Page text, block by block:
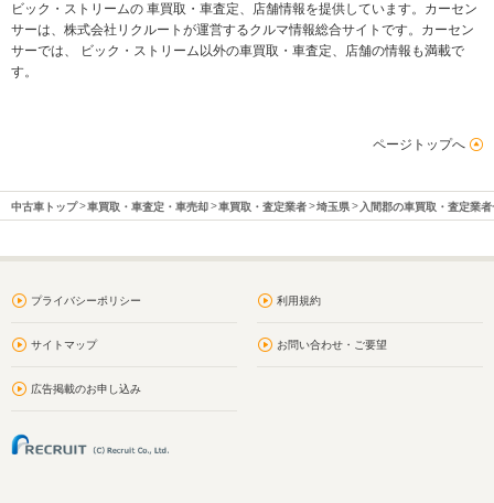
ビック・ストリームの 車買取・車査定、店舗情報を提供しています。カーセン
サーは、株式会社リクルートが運営するクルマ情報総合サイトです。カーセン
サーでは、 ビック・ストリーム以外の車買取・車査定、店舗の情報も満載で
す。
ページトップへ
中古車トップ 車買取・車査定・車売却 車買取・査定業者 埼玉県 入間郡の車買取・査定業者
プライバシーポリシー 利用規約
サイトマップ お問い合わせ・ご要望
広告掲載のお申し込み